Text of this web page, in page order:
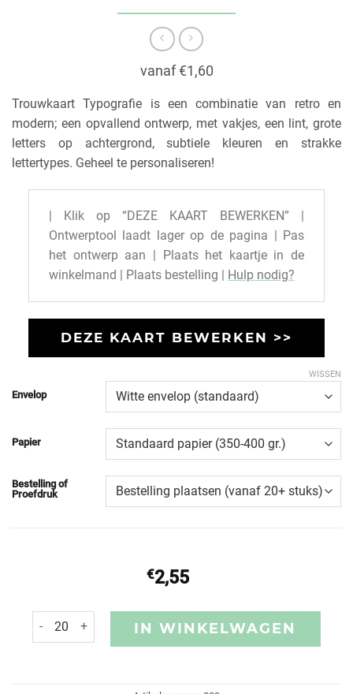
vanaf €1,60
Trouwkaart Typografie is een combinatie van retro en
modern; een opvallend ontwerp, met vakjes, een lint, grote
letters op achtergrond, subtiele kleuren en strakke
lettertypes. Geheel te personaliseren!
| Klik op “DEZE KAART BEWERKEN” |
Ontwerptool laadt lager op de pagina | Pas
het ontwerp aan | Plaats het kaartje in de
winkelmand | Plaats bestelling |
Hulp nodig?
DEZE KAART BEWERKEN >>
Envelop
Papier
Bestelling of
Proefdruk
WISSEN
€2,55
IN WINKELWAGEN